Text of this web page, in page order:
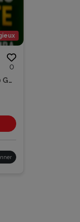
0